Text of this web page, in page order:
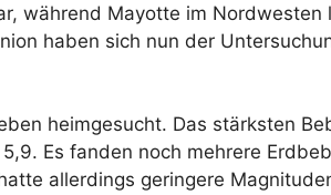
während Mayotte im Nordwesten
haben sich nun der
heimgesucht. Das stärksten
Es fanden noch mehrere
allerdings geringere